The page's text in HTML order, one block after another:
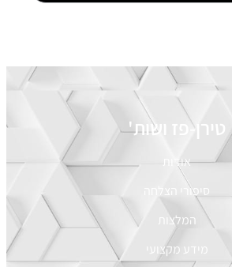
טירן-פז ושות'
אודות
סיפורי הצלחה
המלצות
מידע מקצועי